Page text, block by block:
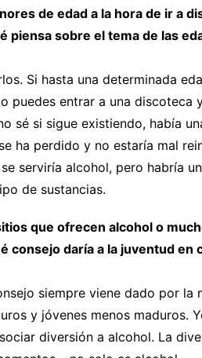
de edad a la hora de ir a
piensa sobre el tema de las
Si hasta una determinada
puedes entrar a una discoteca
sé si sigue existiendo, había
ha perdido y no estaría mal
serviría alcohol, pero habría
de sustancias.
que ofrecen alcohol o
consejo daría a la juventud en
siempre viene dado por la
y jóvenes menos maduros.
diversión a alcohol. La